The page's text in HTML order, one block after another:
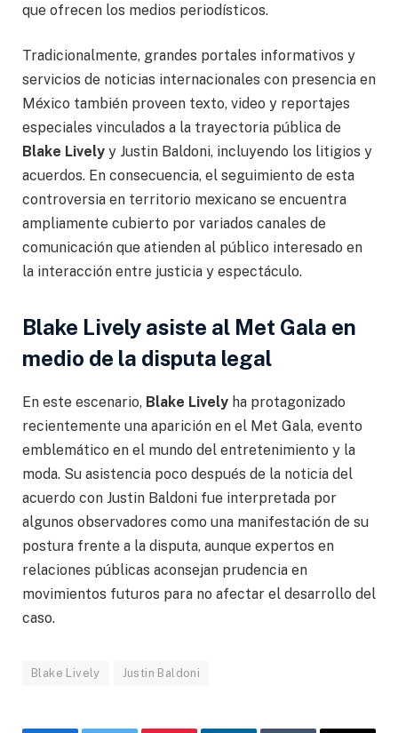
que ofrecen los medios periodísticos.
Tradicionalmente, grandes portales informativos y
servicios de noticias internacionales con presencia en
México también proveen texto, video y reportajes
especiales vinculados a la trayectoria pública de
Blake Lively y Justin Baldoni, incluyendo los litigios y
acuerdos. En consecuencia, el seguimiento de esta
controversia en territorio mexicano se encuentra
ampliamente cubierto por variados canales de
comunicación que atienden al público interesado en
la interacción entre justicia y espectáculo.
Blake Lively asiste al Met Gala en
medio de la disputa legal
En este escenario, Blake Lively ha protagonizado
recientemente una aparición en el Met Gala, evento
emblemático en el mundo del entretenimiento y la
moda. Su asistencia poco después de la noticia del
acuerdo con Justin Baldoni fue interpretada por
algunos observadores como una manifestación de su
postura frente a la disputa, aunque expertos en
relaciones públicas aconsejan prudencia en
movimientos futuros para no afectar el desarrollo del
caso.
Blake Lively Justin Baldoni